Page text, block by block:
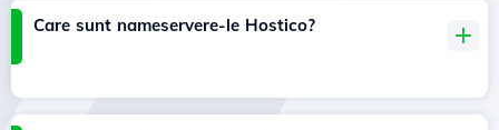
Care sunt nameservere-le Hostico?